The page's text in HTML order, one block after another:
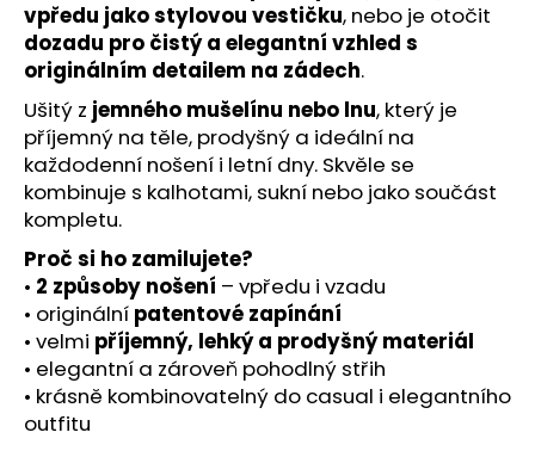
vpředu jako stylovou vestičku, nebo je otočit
dozadu pro čistý a elegantní vzhled s
originálním detailem na zádech.
Ušitý z jemného mušelínu nebo lnu, který je
příjemný na těle, prodyšný a ideální na
každodenní nošení i letní dny. Skvěle se
kombinuje s kalhotami, sukní nebo jako součást
kompletu.
Proč si ho zamilujete?
• 2 způsoby nošení – vpředu i vzadu
• originální patentové zapínání
• velmi příjemný, lehký a prodyšný materiál
• elegantní a zároveň pohodlný střih
• krásně kombinovatelný do casual i elegantního
outfitu
HLEDAT
D
o
p
o
r
u
č
u
j
e
m
e